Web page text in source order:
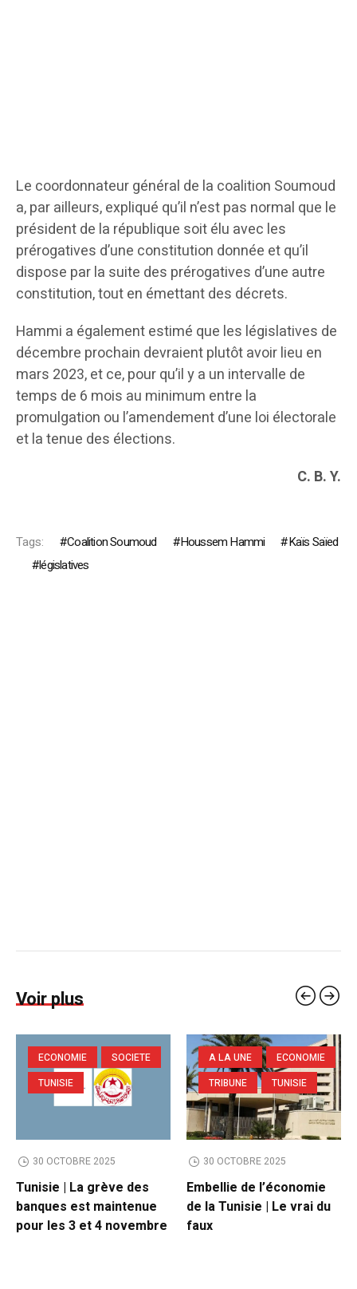
Le coordonnateur général de la coalition Soumoud
a, par ailleurs, expliqué qu’il n’est pas normal que le
président de la république soit élu avec les
prérogatives d’une constitution donnée et qu’il
dispose par la suite des prérogatives d’une autre
constitution, tout en émettant des décrets.
Hammi a également estimé que les législatives de
décembre prochain devraient plutôt avoir lieu en
mars 2023, et ce, pour qu’il y a un intervalle de
temps de 6 mois au minimum entre la
promulgation ou l’amendement d’une loi électorale
et la tenue des élections.
C. B. Y.
Tags: Coalition Soumoud Houssem Hammi
Kaïs Saïed
législatives
Voir plus
ECONOMIE
SOCIETE
TUNISIE
30 OCTOBRE 2025
Tunisie | La grève des
banques est maintenue
pour les 3 et 4 novembre
A LA UNE
ECONOMIE
TRIBUNE
TUNISIE
30 OCTOBRE 2025
Embellie de l’économie
de la Tunisie | Le vrai du
faux